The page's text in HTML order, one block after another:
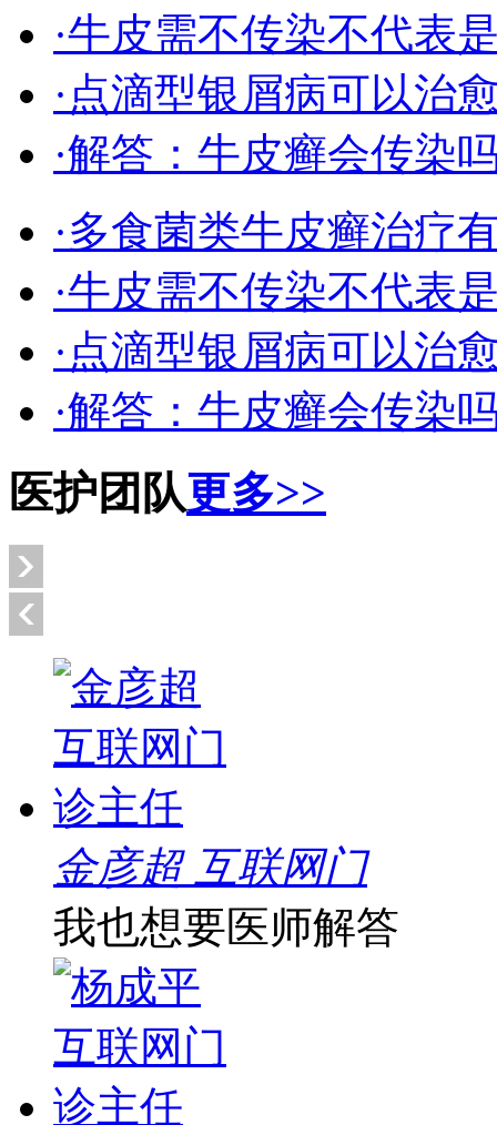
·牛皮需不传染不代表
·点滴型银屑病可以治
·解答：牛皮癣会传染
·多食菌类牛皮癣治疗
·牛皮需不传染不代表
·点滴型银屑病可以治
·解答：牛皮癣会传染
医护团队更多>>
金彦超 互联网门
我也想要医师解答